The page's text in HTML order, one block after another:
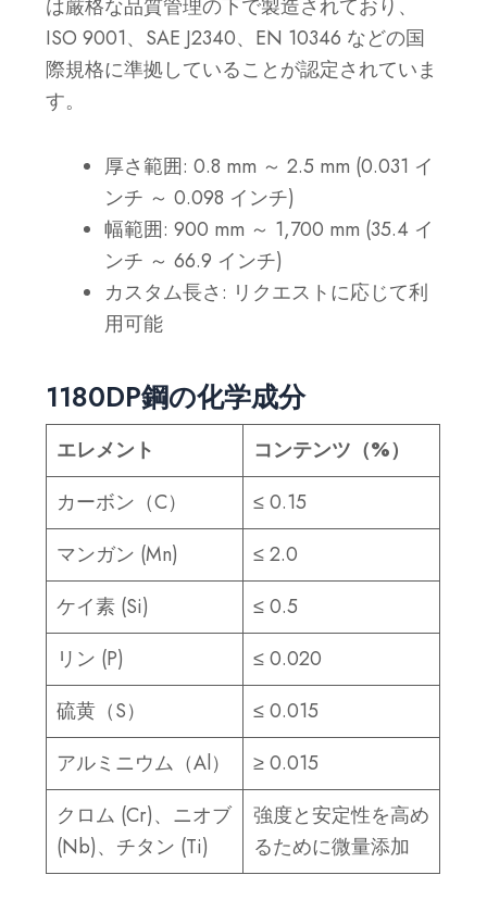
は厳格な品質管理の下で製造されており、
ISO 9001、SAE J2340、EN 10346 などの国
際規格に準拠していることが認定されていま
す。
厚さ範囲: 0.8 mm ～ 2.5 mm (0.031 イ
ンチ ～ 0.098 インチ)
幅範囲: 900 mm ～ 1,700 mm (35.4 イ
ンチ ～ 66.9 インチ)
カスタム長さ: リクエストに応じて利
用可能
1180DP鋼の化学成分
エレメント
コンテンツ（%）
カーボン（C）
≤ 0.15
マンガン (Mn)
≤ 2.0
ケイ素 (Si)
≤ 0.5
リン (P)
≤ 0.020
硫黄（S）
≤ 0.015
アルミニウム（Al）
≥ 0.015
クロム (Cr)、ニオブ
(Nb)、チタン (Ti)
強度と安定性を高め
るために微量添加